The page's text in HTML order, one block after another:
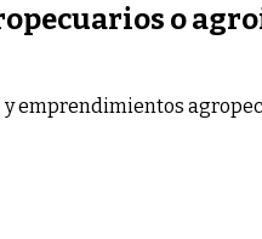
o
emprendimientos